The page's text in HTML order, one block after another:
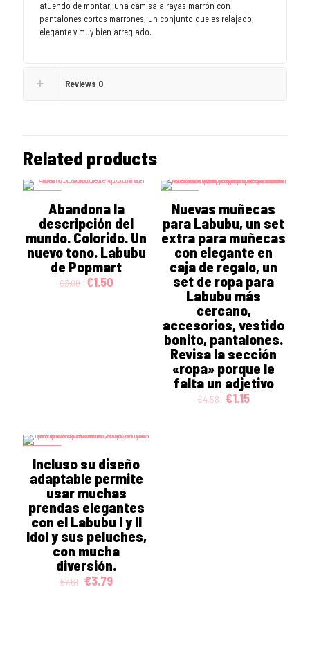
atuendo de montar, una camisa a rayas marrón con
pantalones cortos marrones, un conjunto que es relajado,
elegante y muy bien arreglado.
Reviews 0
Related products
Abandona la
descripción del
mundo. Colorido. Un
nuevo tono. Labubu
de Popmart
€3.00 Original
€1.50
Nuevas muñecas
para Labubu, un set
extra para muñecas
con elegante en
caja de regalo, un
set de ropa para
Labubu más
cercano,
accesorios, vestido
bonito, pantalones.
Revisa la sección
«ropa» porque le
falta un adjetivo
€4.58 Original
€1.15Current
Incluso su diseño
adaptable permite
usar muchas
prendas elegantes
con el Labubu I y II
Idol y sus peluches,
con mucha
diversión.
€7.61 Original
€3.79Current